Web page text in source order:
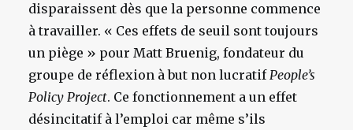
disparaissent dès que la personne commence
à travailler. « Ces effets de seuil sont toujours
un piège » pour Matt Bruenig, fondateur du
groupe de réflexion à but non lucratifPeople’s
Policy Project. Ce fonctionnement a un effet
désincitatif à l’emploi car même s’ils